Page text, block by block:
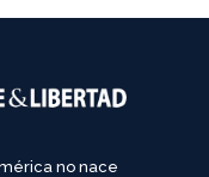
no nace